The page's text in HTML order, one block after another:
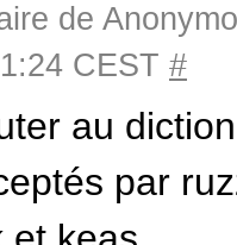
de
CEST #
au
par